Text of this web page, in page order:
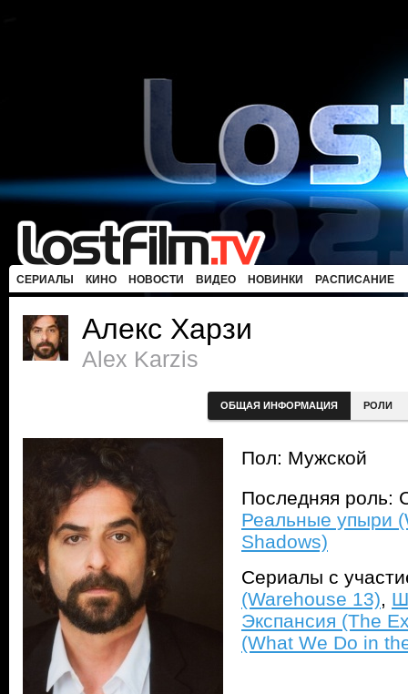
СЕРИАЛЫ КИНО НОВОСТИ ВИДЕО НОВИНКИ РАСПИСАНИЕ
Алекс Харзи
Alex Karzis
ОБЩАЯ ИНФОРМАЦИЯ РОЛИ
Пол: Мужской
Последняя роль:
Реальные упыри
Shadows)
Сериалы с
(Warehouse 13),
Экспансия (The
(What We Do in